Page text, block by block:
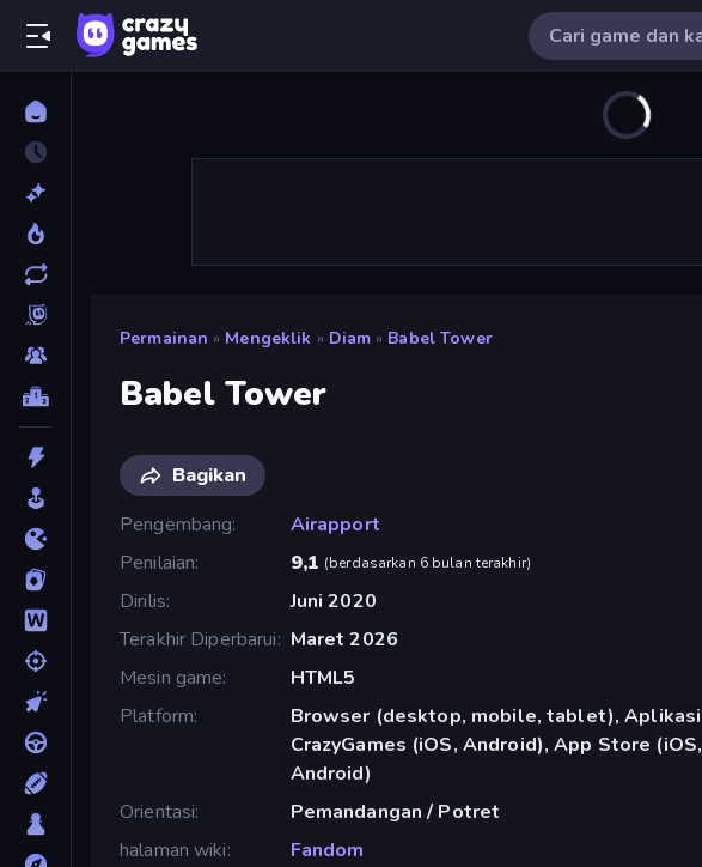
Permainan » Mengeklik » Diam » Babel Tower
Babel Tower
Bagikan
Pengembang
Airapport
Penilaian
9,1 (berdasarkan 6 bulan terakhir)
Dirilis
Juni 2020
Terakhir Diperbarui
Maret 2026
Mesin game
HTML5
Platform
Browser (desktop, mobile, tablet), Aplikasi
CrazyGames (iOS, Android), App Store (iOS,
Android)
Orientasi
Pemandangan / Potret
halaman wiki
Fandom